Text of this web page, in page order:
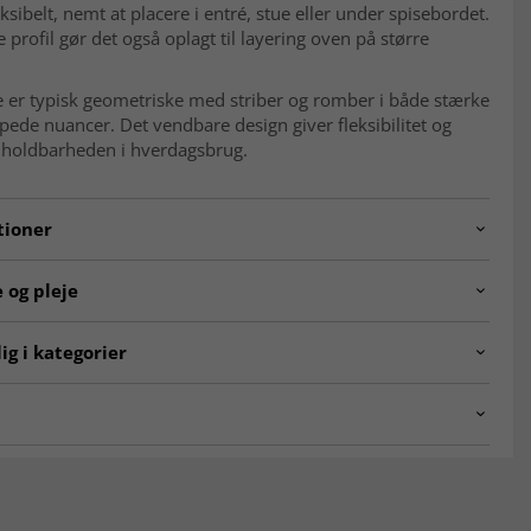
nemt at placere i entré, stue eller under spisebordet.
profil gør det også oplagt til layering oven på større
er typisk geometriske med striber og romber i både stærke
nuancer. Det vendbare design giver fleksibilitet og
i hverdagsbrug.
og pleje
Uld
i kategorier